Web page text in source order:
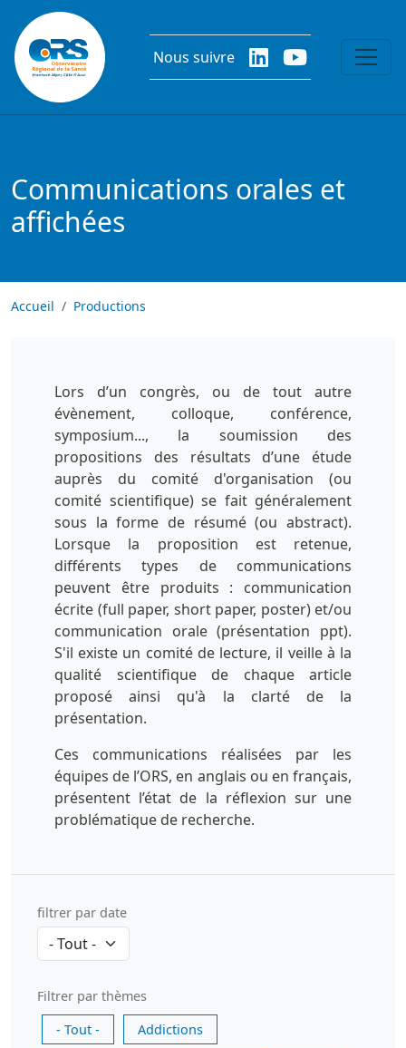
Aller au contenu principal
Nous suivre
Communications orales et
affichées
Accueil Productions
Lors d’un congrès, ou de tout autre
évènement, colloque, conférence,
symposium..., la soumission des
propositions des résultats d’une étude
auprès du comité d'organisation (ou
comité scientifique) se fait généralement
sous la forme de résumé (ou abstract).
Lorsque la proposition est retenue,
différents types de communications
peuvent être produits : communication
écrite (full paper, short paper, poster) et/ou
communication orale (présentation ppt).
S'il existe un comité de lecture, il veille à la
qualité scientifique de chaque article
proposé ainsi qu'à la clarté de la
présentation.
Ces communications réalisées par les
équipes de l’ORS, en anglais ou en français,
présentent l’état de la réflexion sur une
problématique de recherche.
filtrer par date
Filtrer par thèmes
- Tout -
Addictions